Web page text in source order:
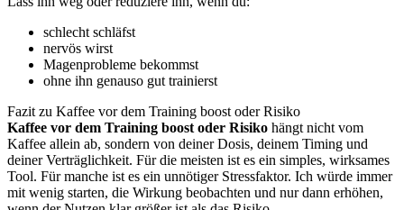
schlecht schläfst
nervös wirst
Magenprobleme bekommst
ohne ihn genauso gut trainierst
Fazit zu Kaffee vor dem Training boost oder Risiko
Kaffee vor dem Training boost oder Risiko hängt nicht vom
Kaffee allein ab, sondern von deiner Dosis, deinem Timing und
deiner Verträglichkeit. Für die meisten ist es ein simples, wirksames
Tool. Für manche ist es ein unnötiger Stressfaktor. Ich würde immer
mit wenig starten, die Wirkung beobachten und nur dann erhöhen,